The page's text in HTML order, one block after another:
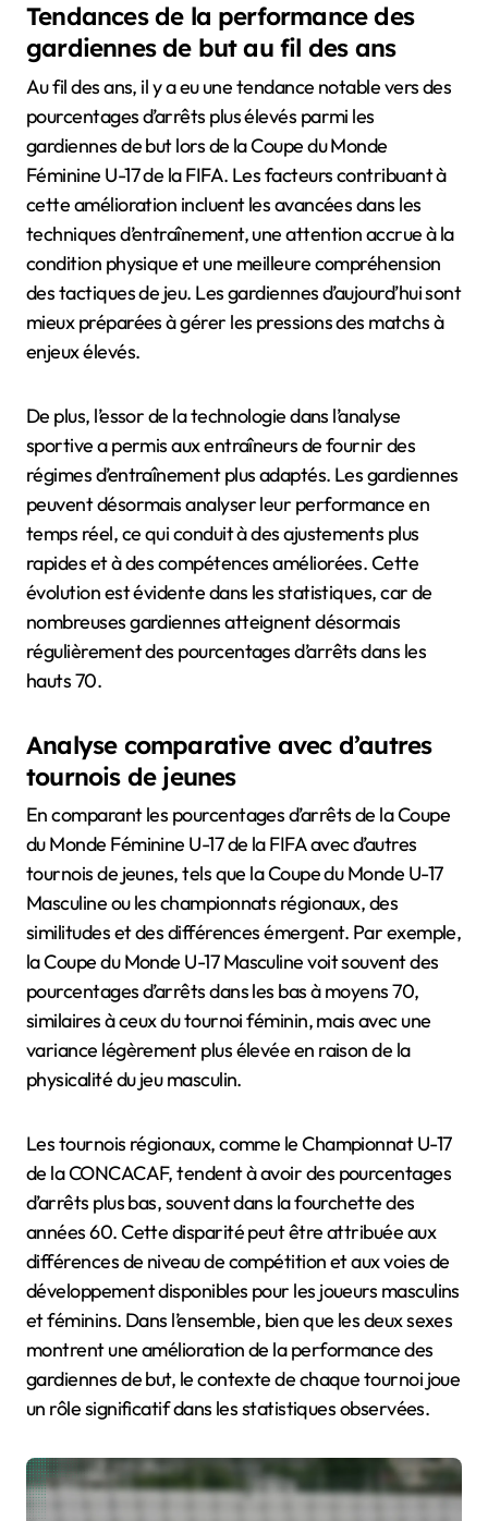
Tendances de la performance des
gardiennes de but au fil des ans
Au fil des ans, il y a eu une tendance notable vers des
pourcentages d’arrêts plus élevés parmi les
gardiennes de but lors de la Coupe du Monde
Féminine U-17 de la FIFA. Les facteurs contribuant à
cette amélioration incluent les avancées dans les
techniques d’entraînement, une attention accrue à la
condition physique et une meilleure compréhension
des tactiques de jeu. Les gardiennes d’aujourd’hui sont
mieux préparées à gérer les pressions des matchs à
enjeux élevés.
De plus, l’essor de la technologie dans l’analyse
sportive a permis aux entraîneurs de fournir des
régimes d’entraînement plus adaptés. Les gardiennes
peuvent désormais analyser leur performance en
temps réel, ce qui conduit à des ajustements plus
rapides et à des compétences améliorées. Cette
évolution est évidente dans les statistiques, car de
nombreuses gardiennes atteignent désormais
régulièrement des pourcentages d’arrêts dans les
hauts 70.
Analyse comparative avec d’autres
tournois de jeunes
En comparant les pourcentages d’arrêts de la Coupe
du Monde Féminine U-17 de la FIFA avec d’autres
tournois de jeunes, tels que la Coupe du Monde U-17
Masculine ou les championnats régionaux, des
similitudes et des différences émergent. Par exemple,
la Coupe du Monde U-17 Masculine voit souvent des
pourcentages d’arrêts dans les bas à moyens 70,
similaires à ceux du tournoi féminin, mais avec une
variance légèrement plus élevée en raison de la
physicalité du jeu masculin.
Les tournois régionaux, comme le Championnat U-17
de la CONCACAF, tendent à avoir des pourcentages
d’arrêts plus bas, souvent dans la fourchette des
années 60. Cette disparité peut être attribuée aux
différences de niveau de compétition et aux voies de
développement disponibles pour les joueurs masculins
et féminins. Dans l’ensemble, bien que les deux sexes
montrent une amélioration de la performance des
gardiennes de but, le contexte de chaque tournoi joue
un rôle significatif dans les statistiques observées.